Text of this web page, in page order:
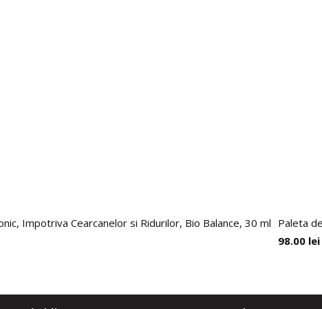
Impotriva Cearcanelor si Ridurilor, Bio Balance, 30 ml Paleta
98.00 lei